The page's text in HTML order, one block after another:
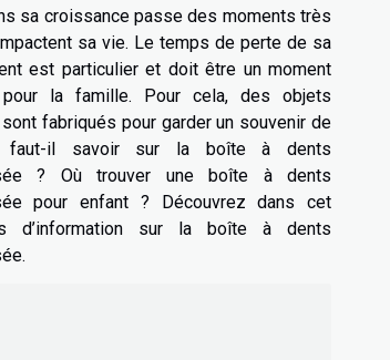
sa croissance passe des moments très
sa vie. Le temps de perte de sa
est particulier et doit être un moment
pour la famille. Pour cela, des objets
fabriqués pour garder un souvenir de
faut-il savoir sur la boîte à dents
? Où trouver une boîte à dents
pour enfant ? Découvrez dans cet
d’information sur la boîte à dents